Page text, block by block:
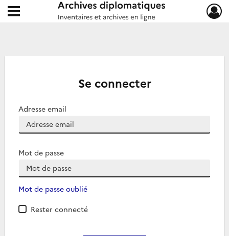
Archives diplomatiques
Ouvrir le menu déroulant
Se connecter
Adresse email
Mot de passe
Mot de passe oublié
Rester connecté